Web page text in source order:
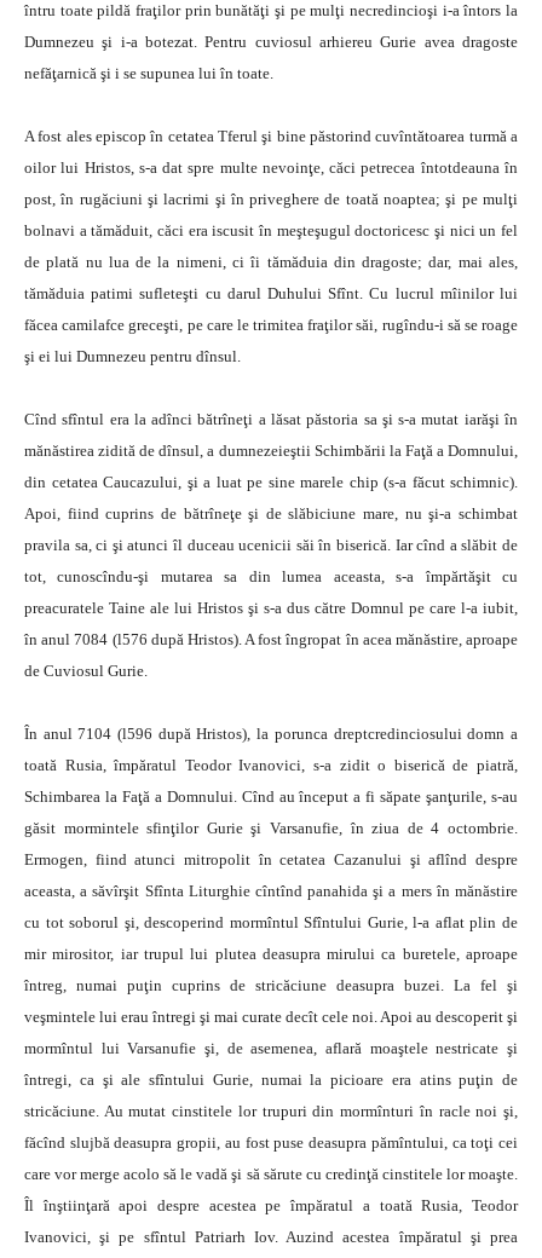
întru toate pildă fraţilor prin bunătăţi şi pe mulţi necredincioşi i-a întors la
Dumnezeu şi i-a botezat. Pentru cuviosul arhiereu Gurie avea dragoste
nefăţarnică şi i se supunea lui în toate.
A fost ales episcop în cetatea Tferul şi bine păstorind cuvîntătoarea turmă a
oilor lui Hristos, s-a dat spre multe nevoinţe, căci petrecea întotdeauna în
post, în rugăciuni şi lacrimi şi în priveghere de toată noaptea; şi pe mulţi
bolnavi a tămăduit, căci era iscusit în meşteşugul doctoricesc şi nici un fel
de plată nu lua de la nimeni, ci îi tămăduia din dragoste; dar, mai ales,
tămăduia patimi sufleteşti cu darul Duhului Sfînt. Cu lucrul mîinilor lui
făcea camilafce greceşti, pe care le trimitea fraţilor săi, rugîndu-i să se roage
şi ei lui Dumnezeu pentru dînsul.
Cînd sfîntul era la adînci bătrîneţi a lăsat păstoria sa şi s-a mutat iarăşi în
mănăstirea zidită de dînsul, a dumnezeieştii Schimbării la Faţă a Domnului,
din cetatea Caucazului, şi a luat pe sine marele chip (s-a făcut schimnic).
Apoi, fiind cuprins de bătrîneţe şi de slăbiciune mare, nu şi-a schimbat
pravila sa, ci şi atunci îl duceau ucenicii săi în biserică. Iar cînd a slăbit de
tot, cunoscîndu-şi mutarea sa din lumea aceasta, s-a împărtăşit cu
preacuratele Taine ale lui Hristos şi s-a dus către Domnul pe care l-a iubit,
în anul 7084 (l576 după Hristos). A fost îngropat în acea mănăstire, aproape
de Cuviosul Gurie.
În anul 7104 (l596 după Hristos), la porunca dreptcredinciosului domn a
toată Rusia, împăratul Teodor Ivanovici, s-a zidit o biserică de piatră,
Schimbarea la Faţă a Domnului. Cînd au început a fi săpate şanţurile, s-au
găsit mormintele sfinţilor Gurie şi Varsanufie, în ziua de 4 octombrie.
Ermogen, fiind atunci mitropolit în cetatea Cazanului şi aflînd despre
aceasta, a săvîrşit Sfînta Liturghie cîntînd panahida şi a mers în mănăstire
cu tot soborul şi, descoperind mormîntul Sfîntului Gurie, l-a aflat plin de
mir mirositor, iar trupul lui plutea deasupra mirului ca buretele, aproape
întreg, numai puţin cuprins de stricăciune deasupra buzei. La fel şi
veşmintele lui erau întregi şi mai curate decît cele noi. Apoi au descoperit şi
mormîntul lui Varsanufie şi, de asemenea, aflară moaştele nestricate şi
întregi, ca şi ale sfîntului Gurie, numai la picioare era atins puţin de
stricăciune. Au mutat cinstitele lor trupuri din mormînturi în racle noi şi,
făcînd slujbă deasupra gropii, au fost puse deasupra pămîntului, ca toţi cei
care vor merge acolo să le vadă şi să sărute cu credinţă cinstitele lor moaşte.
Îl înştiinţară apoi despre acestea pe împăratul a toată Rusia, Teodor
Ivanovici, şi pe sfîntul Patriarh Iov. Auzind acestea împăratul şi prea